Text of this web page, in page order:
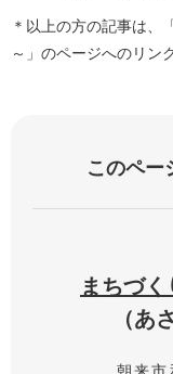
＊以上の方の記事は、
～」のページへのリン
このペー
まちづ
あ
朝来市